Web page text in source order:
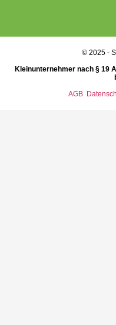
© 2025 -
Kleinunternehmer nach § 19
AGB